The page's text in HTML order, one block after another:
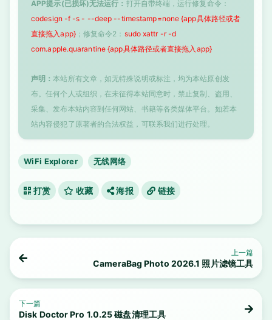
APP提示(已损坏)无法运行： 打开自带终端，运行修复命令：
codesign -f -s - --deep --timestamp=none {app具体路径或者
直接拖入app}；修复命令2： sudo xattr -r -d
com.apple.quarantine {app具体路径或者直接拖入app}
声明：本站所有文章，如无特殊说明或标注，均为本站原创发
布。任何个人或组织，在未征得本站同意时，禁止复制、盗用、
采集、发布本站内容到任何网站、书籍等各类媒体平台。如若本
站内容侵犯了原著者的合法权益，可联系我们进行处理。
WiFi Explorer 无线网络
打赏 收藏 海报 链接
上一篇
CameraBag Photo 2026.1 照片滤镜工具
下一篇
Disk Doctor Pro 1.0.25 磁盘清理工具